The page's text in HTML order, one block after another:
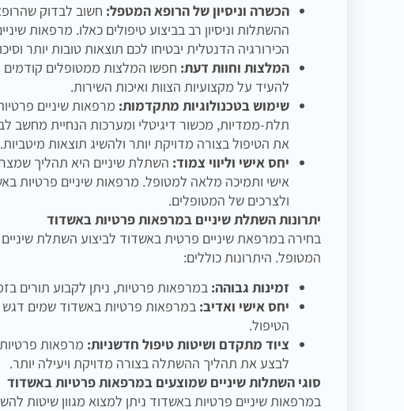
הכשרה וניסיון של הרופא המטפל: חשוב לבדוק
ההשתלות וניסיון רב בביצוע טיפולים כאלו. מרפאות
הכירורגיה הדנטלית יבטיחו לכם תוצאות טובות יותר
המלצות וחוות דעת: חפשו המלצות ממטופלים קודמים
להעיד על מקצועיות הצוות ואיכות השירות.
שימוש בטכנולוגיות מתקדמות: מרפאות שיניים
תלת-ממדיות, מכשור דיגיטלי ומערכות הנחיית מחשב
את הטיפול בצורה מדויקת יותר ולהשיג תוצאות מיטביות.
יחס אישי וליווי צמוד: השתלת שיניים היא תהליך
אישי ותמיכה מלאה למטופל. מרפאות שיניים פרטיות
ולצרכים של המטופלים.
יתרונות השתלת שיניים במרפאות פרטיות באשדוד
בחירה במרפאת שיניים פרטית באשדוד לביצוע השתלת
המטופל. היתרונות כוללים:
זמינות גבוהה: במרפאות פרטיות, ניתן לקבוע תורים
יחס אישי ואדיב: במרפאות פרטיות באשדוד שמים דגש
הטיפול.
ציוד מתקדם ושיטות טיפול חדשניות: מרפאות
לבצע את תהליך ההשתלה בצורה מדויקת ויעילה יותר.
סוגי השתלות שיניים שמוצעים במרפאות פרטיות באשדוד
במרפאות שיניים פרטיות באשדוד ניתן למצוא מגוון שיטות